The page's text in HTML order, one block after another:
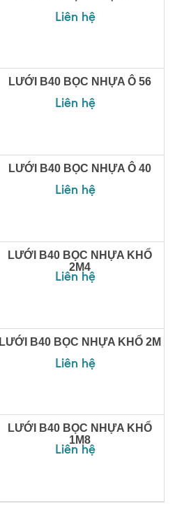
Liên hệ
LƯỚI B40 BỌC NHỰA Ô 56
Liên hệ
LƯỚI B40 BỌC NHỰA Ô 40
Liên hệ
LƯỚI B40 BỌC NHỰA KHỔ
2M4
Liên hệ
LƯỚI B40 BỌC NHỰA KHỔ 2M
Liên hệ
LƯỚI B40 BỌC NHỰA KHỔ
1M8
Liên hệ